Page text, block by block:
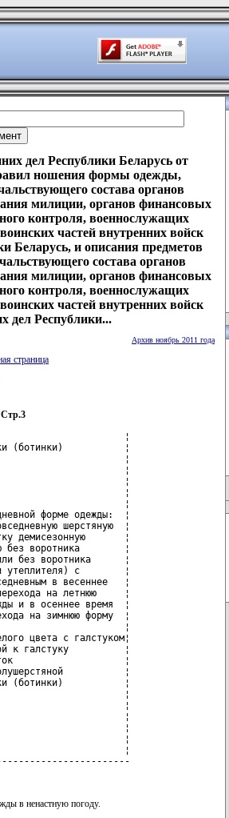
дел Республики Беларусь от
ношения формы одежды,
состава органов
милиции, органов финансовых
контроля, военнослужащих
частей внутренних войск
Беларусь, и описания предметов
состава органов
милиции, органов финансовых
контроля, военнослужащих
частей внутренних войск
дел Республики...
Архив ноябрь 2011 года
страница
Стр.3
¦
(ботинки)           ¦
¦
¦
¦
¦
¦
форме одежды:  ¦
шерстяную  ¦
демисезонную       ¦
без воротника        ¦
без воротника      ¦
и утеплителя) с        ¦
в весеннее   ¦
на летнюю     ¦
и в осеннее время  ¦
на зимнюю форму  ¦
¦
цвета с галстуком¦
к галстуку          ¦
¦
полушерстяной           ¦
(ботинки)           ¦
¦
¦
¦
¦
¦
¦
в ненастную погоду.